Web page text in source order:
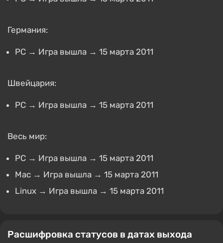
Германия:
PC → Игра вышла → 15 марта 2011
Швейцария:
PC → Игра вышла → 15 марта 2011
Весь мир:
PC → Игра вышла → 15 марта 2011
Mac → Игра вышла → 15 марта 2011
Linux → Игра вышла → 15 марта 2011
Расшифровка статусов в датах выхода